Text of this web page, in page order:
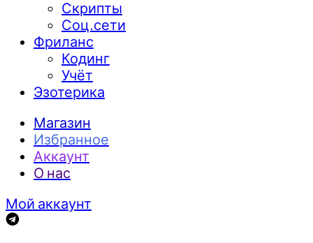
Скрипты
Соц.сети
Фриланс
Кодинг
Учёт
Эзотерика
Магазин
Избранное
Аккаунт
О нас
Мой аккаунт